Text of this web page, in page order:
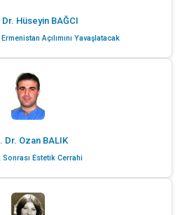
Hüseyin BAĞCI
Açılımını Yavaşlatacak
Dr. Ozan BALIK
Estetik Cerrahi